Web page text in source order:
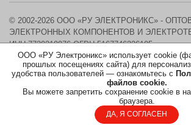
ООО «РУ Электроникс» использует cookie
прошлых посещениях сайта) для
удобства пользователей — ознакомьтесь с
файлов cookie.
Вы можете запретить сохранение cookie в
браузера.
ДА, Я СОГЛАСЕН
© 2002-2026 ООО «РУ ЭЛЕКТРОНИКС» -
ЭЛЕКТРОННЫХ КОМПОНЕНТОВ И
ИНН 7730219976 ОГРН 5167746326105
КАРТА САЙТА
ПОЛИТИКА ОБРАБОТКИ
СОГЛАСИЕ НА ОБРАБОТКУ